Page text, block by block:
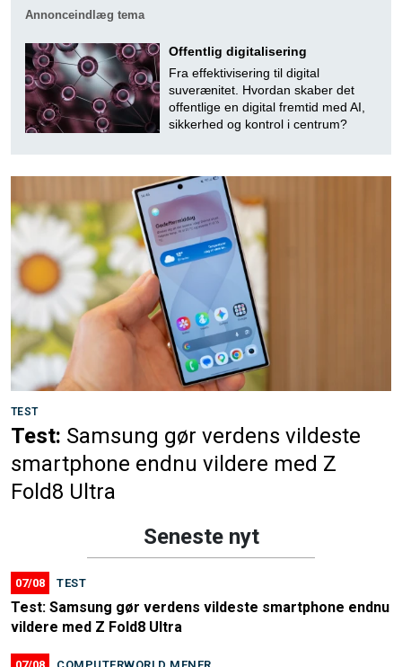
Annonceindlæg tema
Offentlig digitalisering
Fra effektivisering til digital
suverænitet. Hvordan skaber det
offentlige en digital fremtid med AI,
sikkerhed og kontrol i centrum?
TEST
Test: Samsung gør verdens vildeste
smartphone endnu vildere med Z
Fold8 Ultra
Seneste nyt
07/08 TEST
Test: Samsung gør verdens vildeste smartphone endnu
vildere med Z Fold8 Ultra